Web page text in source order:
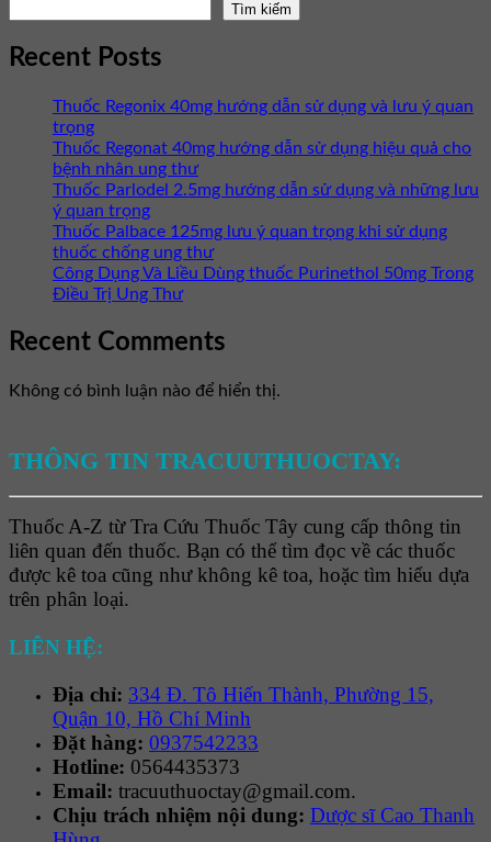
Tìm kiếm
Recent Posts
Thuốc Regonix 40mg hướng dẫn sử dụng và lưu ý quan
trọng
Thuốc Regonat 40mg hướng dẫn sử dụng hiệu quả cho
bệnh nhân ung thư
Thuốc Parlodel 2.5mg hướng dẫn sử dụng và những lưu
ý quan trọng
Thuốc Palbace 125mg lưu ý quan trọng khi sử dụng
thuốc chống ung thư
Công Dụng Và Liều Dùng thuốc Purinethol 50mg Trong
Điều Trị Ung Thư
Recent Comments
Không có bình luận nào để hiển thị.
THÔNG TIN TRACUUTHUOCTAY:
Thuốc A-Z từ Tra Cứu Thuốc Tây cung cấp thông tin
liên quan đến thuốc. Bạn có thể tìm đọc về các thuốc
được kê toa cũng như không kê toa, hoặc tìm hiểu dựa
trên phân loại.
LIÊN HỆ:
Địa chỉ: 334 Đ. Tô Hiến Thành, Phường 15,
Quận 10, Hồ Chí Minh
Đặt hàng: 0937542233
Hotline: 0564435373
Email: tracuuthuoctay@gmail.com.
Chịu trách nhiệm nội dung: Dược sĩ Cao Thanh